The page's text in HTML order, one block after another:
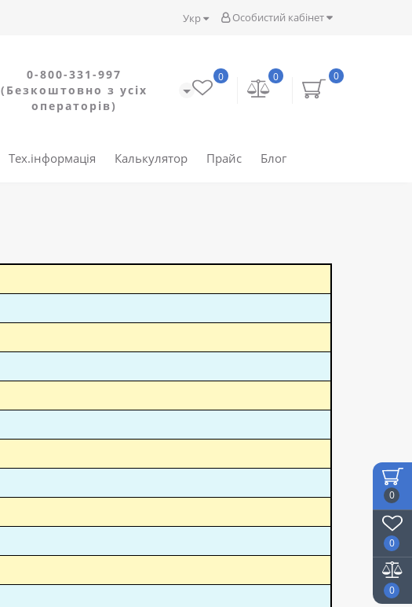
0
0
0
Особистий кабінет
Укр
0-800-331-997
(Безкоштовно з усіх
операторів)
0
0
0
Тех.інформація Калькулятор Прайс Блог